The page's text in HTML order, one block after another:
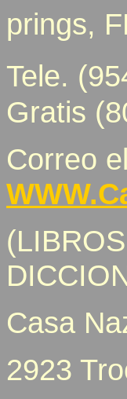
prings,
Tele.
Gratis
Correo
Casa
2923